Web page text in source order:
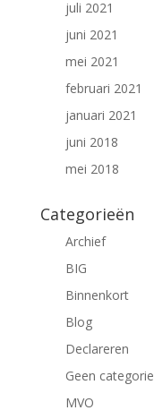
juli 2021
juni 2021
mei 2021
februari 2021
januari 2021
juni 2018
mei 2018
Categorieën
Archief
BIG
Binnenkort
Blog
Declareren
Geen categorie
MVO